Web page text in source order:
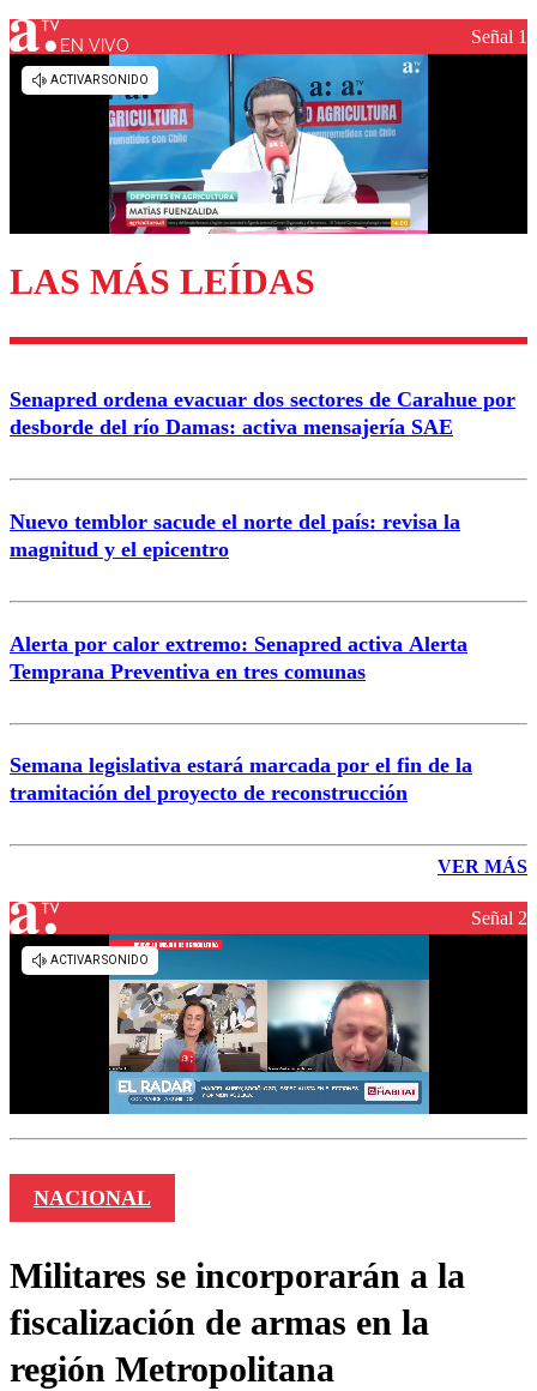
Los comentarios son moderados para garantizar un
diálogo respetuoso.
Enviar comentario
EN VIVO Señal 1
LAS MÁS LEÍDAS
Senapred ordena evacuar dos sectores de Carahue por
desborde del río Damas: activa mensajería SAE
Nuevo temblor sacude el norte del país: revisa la
magnitud y el epicentro
Alerta por calor extremo: Senapred activa Alerta
Temprana Preventiva en tres comunas
Semana legislativa estará marcada por el fin de la
tramitación del proyecto de reconstrucción
VER MÁS
Señal 2
NACIONAL
Militares se incorporarán a la
fiscalización de armas en la
región Metropolitana